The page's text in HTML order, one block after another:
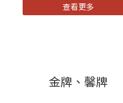
查看更多
金牌、馨牌